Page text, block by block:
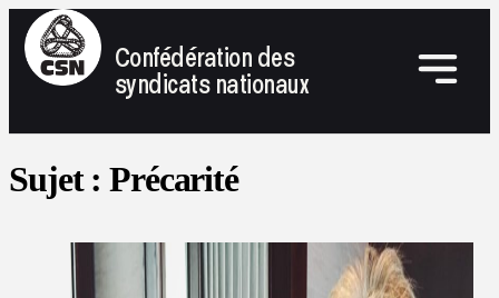
Confédération des
syndicats nationaux
Sujet :Précarité